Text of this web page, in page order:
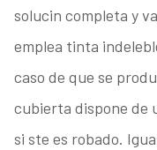
solucin completa y
emplea tinta
caso de que se
cubierta dispone de
si ste es robado.